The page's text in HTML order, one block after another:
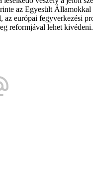
az Egyesült Államokkal
az európai fegyverkezési
reformjával lehet kivédeni.